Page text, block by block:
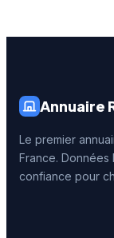
Annuaire
Le premier
France. Données
confiance pour